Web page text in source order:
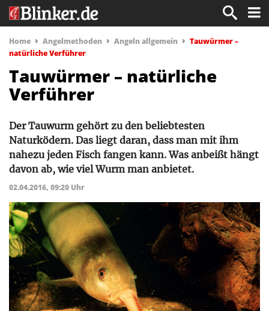
Home Angelmethoden Angeln allgemein
Tauwürmer –
natürliche Verführer
Tauwürmer – natürliche
Verführer
Der Tauwurm gehört zu den beliebtesten
Naturködern. Das liegt daran, dass man mit ihm
nahezu jeden Fisch fangen kann. Was anbeißt hängt
davon ab, wie viel Wurm man anbietet.
02.04.2016, 09:20 Uhr